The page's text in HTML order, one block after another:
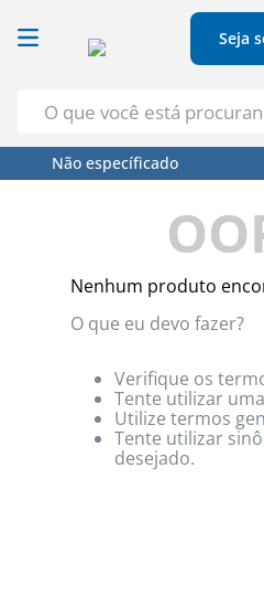
Seja
Não específicado
Nenhum produto
O que eu devo fazer?
Verifique os
Tente utilizar
Utilize termos
Tente utilizar
desejado.
Termos Mais Buscados
º Leite
º Papel Higienico
Azeite